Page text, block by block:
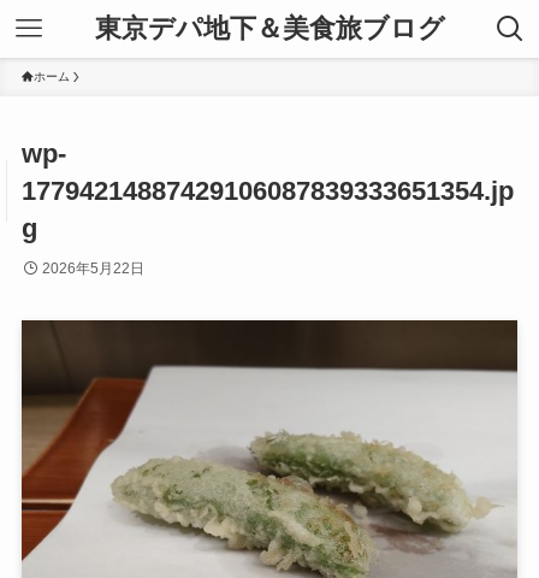
東京デパ地下＆美食旅ブログ
ホーム
wp-
17794214887429106087839333651354.jp
g
2026年5月22日